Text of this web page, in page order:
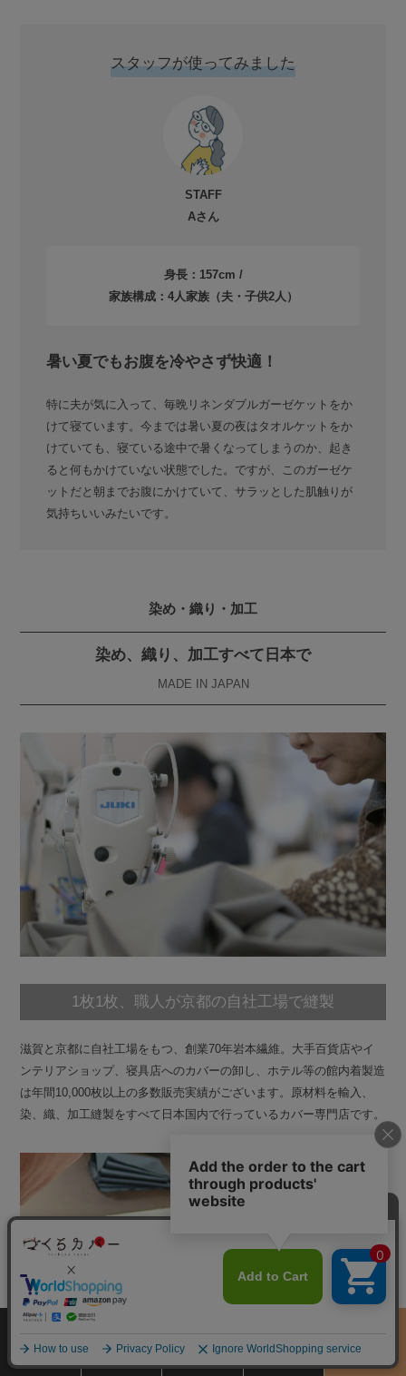
スタッフが使ってみました
STAFF
Aさん
身長：157cm /
家族構成：4人家族（夫・子供2人）
暑い夏でもお腹を冷やさず快適！
特に夫が気に入って、毎晩リネンダブルガーゼケットをか
けて寝ています。今までは暑い夏の夜はタオルケットをか
けていても、寝ている途中で暑くなってしまうのか、起き
ると何もかけていない状態でした。ですが、このガーゼケ
ットだと朝までお腹にかけていて、サラッとした肌触りが
気持ちいいみたいです。
染め・織り・加工
染め、織り、加工すべて日本で
MADE IN JAPAN
1枚1枚、職人が京都の自社工場で縫製
滋賀と京都に自社工場をもつ、創業70年岩本繊維。大手百貨店やイ
ンテリアショップ、寝具店へのカバーの卸し、ホテル等の館内着製造
は年間10,000枚以上の多数販売実績がございます。原材料を輸入、
染、織、加工縫製をすべて日本国内で行っているカバー専門店です。
商品をさがす
サイズ
お買物ガイド カート